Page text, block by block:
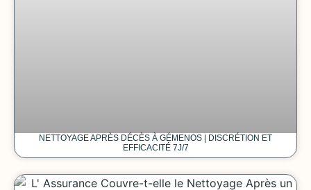
NETTOYAGE APRÈS DÉCÈS À GÉMENOS | DISCRÉTION ET
EFFICACITÉ 7J/7